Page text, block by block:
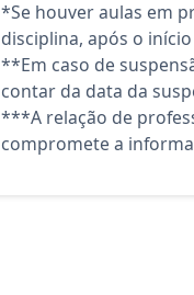
*Se houver aulas em
disciplina, após o
**Em caso de
contar da data da
***A relação de
compromete a